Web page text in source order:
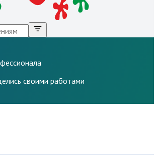
своими работами